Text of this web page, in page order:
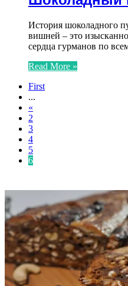
История шоколадного
вишней – это
сердца гурманов по
Read More »
First
...
«
2
3
4
5
6